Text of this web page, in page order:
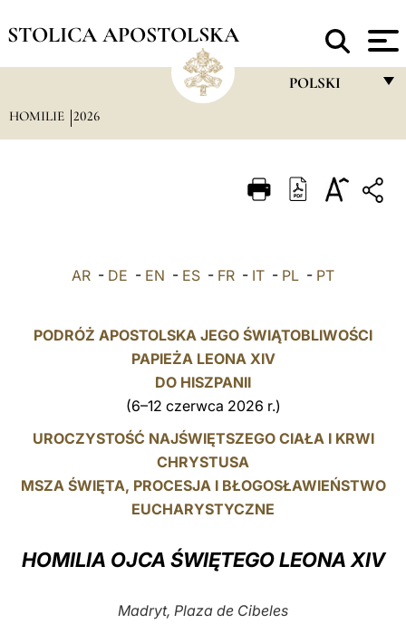
STOLICA APOSTOLSKA
POLSKI
ITALIANO
POLSKI
LATINE
HOMILIE 2026
AR - DE - EN - ES - FR - IT - PL - PT
PODRÓŻ APOSTOLSKA JEGO ŚWIĄTOBLIWOŚCI
PAPIEŻA LEONA XIV
DO HISZPANII
(6–12 czerwca 2026 r.)
UROCZYSTOŚĆ NAJŚWIĘTSZEGO CIAŁA I KRWI
CHRYSTUSA
MSZA ŚWIĘTA, PROCESJA I BŁOGOSŁAWIEŃSTWO
EUCHARYSTYCZNE
HOMILIA OJCA ŚWIĘTEGO LEONA XIV
Madryt, Plaza de Cibeles